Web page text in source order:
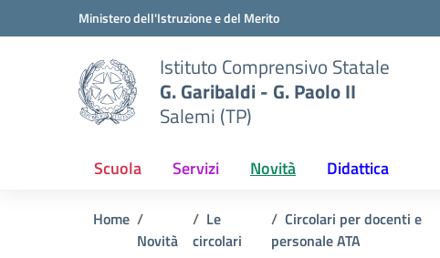
Vai ai contenuti
Vai al menu di navigazioneMinistero dell'Istruzione e del Merito
Istituto Comprensivo Statale
G. Garibaldi - G. Paolo II
Salemi (TP)
Scuola Servizi Novità Didattica
Home
Novità
Le
circolari
Circolari per docenti e
personale ATA